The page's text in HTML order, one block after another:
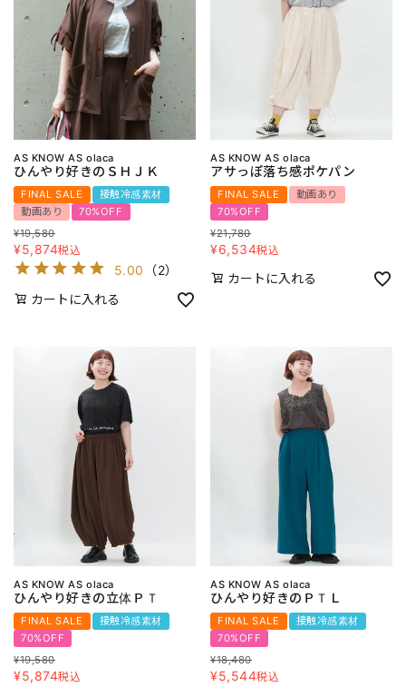
AS KNOW AS olaca
ひんやり好きのＳＨＪＫ
FINAL SALE
接触冷感素材
動画あり
70%OFF
¥19,580
¥5,874税込
5.00 （2）
カートに入れる
AS KNOW AS olaca
アサっぽ落ち感ポケパン
FINAL SALE
動画あり
70%OFF
¥21,780
¥6,534税込
カートに入れる
AS KNOW AS olaca
ひんやり好きの立体ＰＴ
FINAL SALE
接触冷感素材
70%OFF
¥19,580
¥5,874税込
AS KNOW AS olaca
ひんやり好きのＰＴＬ
FINAL SALE
接触冷感素材
70%OFF
¥18,480
¥5,544税込